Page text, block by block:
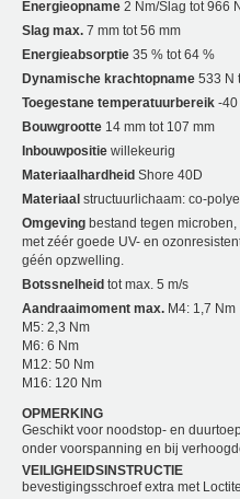
Energieopname 2 Nm/Slag tot 966
Slag max. 7 mm tot 56 mm
Energieabsorptie 35 % tot 64 %
Dynamische krachtopname 533 N
Toegestane temperatuurbereik -40
Bouwgrootte 14 mm tot 107 mm
Inbouwpositie willekeurig
Materiaalhardheid Shore 40D
Materiaal structuurlichaam: co-
Omgeving bestand tegen
met zéér goede UV- en
géén opzwelling.
Botssnelheid tot max. 5 m/s
Aandraaimoment max. M4: 1,7 Nm
M5: 2,3 Nm
M6: 6 Nm
M12: 50 Nm
M16: 120 Nm
OPMERKING
Geschikt voor noodstop- en
onder voorspanning en bij
VEILIGHEIDSINSTRUCTIE
bevestigingsschroef extra met